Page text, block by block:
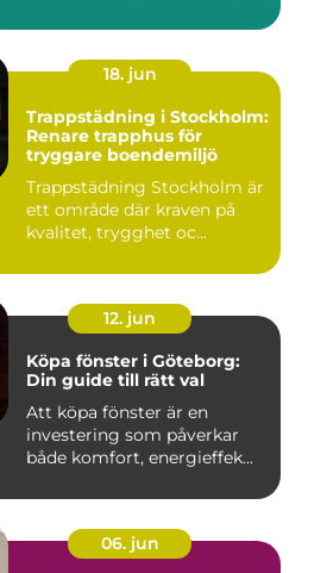
18. jun
Trappstädning i Stockholm:
Renare trapphus för
tryggare boendemiljö
Trappstädning Stockholm är
ett område där kraven på
kvalitet, trygghet oc...
12. jun
Köpa fönster i Göteborg:
Din guide till rätt val
Att köpa fönster är en
investering som påverkar
både komfort, energieffek...
06. jun